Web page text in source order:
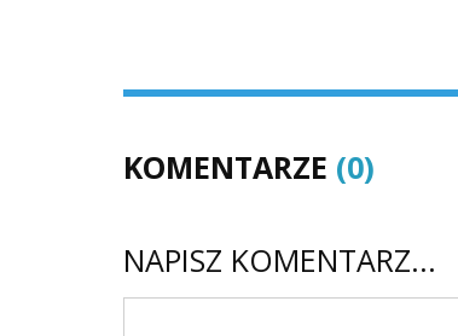
KOMENTARZE (0)
NAPISZ KOMENTARZ...